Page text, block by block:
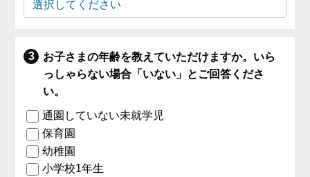
お子さまの年齢を教えていただけますか。いら
っしゃらない場合「いない」とご回答くださ
い。
通園していない未就学児
保育園
幼稚園
小学校1年生